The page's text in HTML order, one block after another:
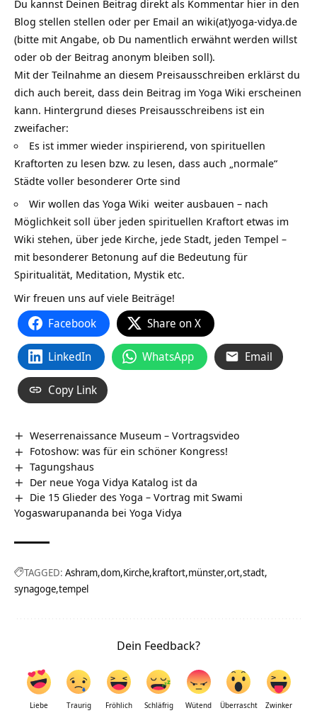
Du kannst Deinen Beitrag direkt als Kommentar hier in den
Blog stellen stellen oder per Email an wiki(at)yoga-vidya.de
(bitte mit Angabe, ob Du namentlich erwähnt werden willst
oder ob der Beitrag anonym bleiben soll).
Mit der Teilnahme an diesem Preisausschreiben erklärst du
dich auch bereit, dass dein Beitrag im Yoga Wiki erscheinen
kann. Hintergrund dieses Preisausschreibens ist ein
zweifacher:
Es ist immer wieder inspirierend, von spirituellen
Kraftorten zu lesen bzw. zu lesen, dass auch „normale“
Städte voller besonderer Orte sind
Wir wollen das Yoga Wiki weiter ausbauen – nach
Möglichkeit soll über jeden spirituellen Kraftort etwas im
Wiki stehen, über jede Kirche, jede Stadt, jeden Tempel –
mit besonderer Betonung auf die Bedeutung für
Spiritualität, Meditation, Mystik etc.
Wir freuen uns auf viele Beiträge!
Facebook Share on X
LinkedIn WhatsApp Email
Copy Link
Weserrenaissance Museum‏‎ – Vortragsvideo
Fotoshow: was für ein schöner Kongress!
Tagungshaus
Der neue Yoga Vidya Katalog ist da
Die 15 Glieder des Yoga – Vortrag mit Swami
Yogaswarupananda bei Yoga Vidya
TAGGED: Ashram dom Kirche kraftort münster ort stadt
synagoge tempel
Dein Feedback?
Liebe Traurig Fröhlich Schläfrig Wütend Überrascht Zwinker